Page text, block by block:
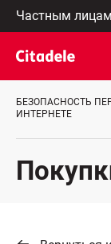
Частным
лицам
Предприятиям
Private
Banking
О
банке
ru
Latviski
По-
русски
In
English
БЕЗОПАСНОСТЬ
ИНТЕРНЕТE